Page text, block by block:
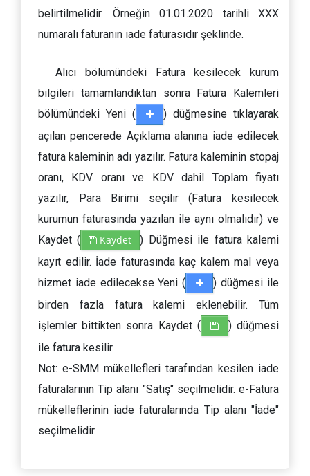
belirtilmelidir. Örneğin 01.01.2020 tarihli XXX
numaralı faturanın iade faturasıdır şeklinde.
Alıcı bölümündeki Fatura kesilecek kurum
bilgileri tamamlandıktan sonra Fatura Kalemleri
bölümündeki Yeni (
) düğmesine tıklayarak
açılan pencerede Açıklama alanına iade edilecek
fatura kaleminin adı yazılır. Fatura kaleminin stopaj
oranı, KDV oranı ve KDV dahil Toplam fiyatı
yazılır, Para Birimi seçilir (Fatura kesilecek
kurumun faturasında yazılan ile aynı olmalıdır) ve
Kaydet (
Kaydet
) Düğmesi ile fatura kalemi
kayıt edilir. İade faturasında kaç kalem mal veya
hizmet iade edilecekse Yeni (
) düğmesi ile
birden fazla fatura kalemi eklenebilir. Tüm
işlemler bittikten sonra Kaydet (
) düğmesi
ile fatura kesilir.
Not: e-SMM mükellefleri tarafından kesilen iade
faturalarının Tip alanı "Satış" seçilmelidir. e-Fatura
mükelleflerinin iade faturalarında Tip alanı "İade"
seçilmelidir.